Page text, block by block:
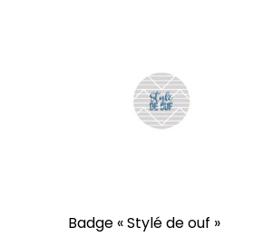
Badge « Stylé de ouf »